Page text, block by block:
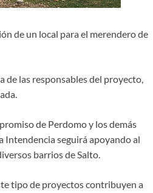
de un local para el merendero de
de las responsables del proyecto,
de Perdomo y los demás
Intendencia seguirá apoyando al
barrios de Salto.
tipo de proyectos contribuyen a